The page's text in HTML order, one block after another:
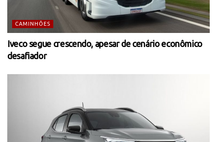
CAMINHÕES
Iveco segue crescendo, apesar de cenário econômico
desafiador